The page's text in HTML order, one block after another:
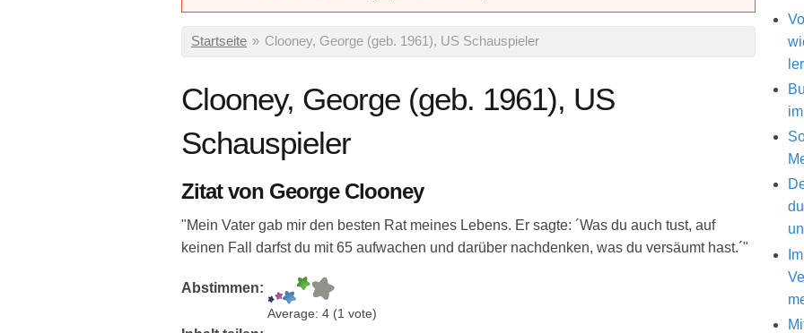
Sie sind hier
Startseite » Clooney, George (geb. 1961), US Schauspieler
Clooney, George (geb. 1961), US
Schauspieler
Zitat von George Clooney
"Mein Vater gab mir den besten Rat meines Lebens. Er sagte: ´Was du auch tust, auf
keinen Fall darfst du mit 65 aufwachen und darüber nachdenken, was du versäumt hast.´"
Abstimmen:
Average: 4 (1 vote)